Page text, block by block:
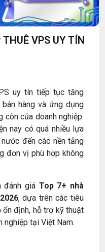
VPS UY TÍN
uy tín tiếp tục tăng
hàng và ứng dụng
còn của doanh nghiệp.
nay có quá nhiều lựa
đến các nền tảng
đơn vị phù hợp không
đánh giá Top 7+ nhà
, dựa trên các tiêu
định, hỗ trợ kỹ thuật
nghiệp tại Việt Nam.